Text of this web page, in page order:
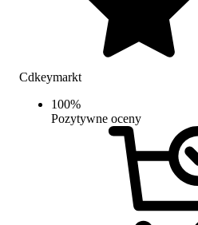
Cdkeymarkt
100%
Pozytywne oceny